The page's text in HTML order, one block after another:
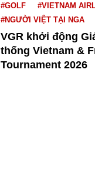
#GOLF
#VIETNAM
#NGƯỜI VIỆT TẠI NGA
VGR khởi động
thống Vietnam &
Tournament 2026